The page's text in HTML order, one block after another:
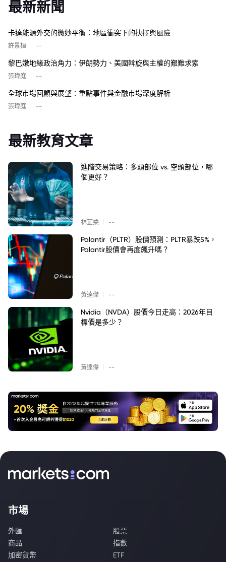
最新新聞
卡達能源外交的微妙平衡：地區衝突下的抉擇與風險
許景桓 --
黎巴嫩地緣政治角力：伊朗勢力、美國斡旋與主權的艱難求索
張瑋庭 --
全球市場回顧與展望：重點事件與金融市場深度解析
張瑋庭 --
最新教育文章
進階交易策略：多頭部位 vs. 空頭部位，哪
個更好？
林芷柔 --
Palantir（PLTR）股價預測：PLTR暴跌5%，
Palantir股價會再度飆升嗎？
黃達傑 --
Nvidia（NVDA）股價今日走高：2026年目
標價是多少？
黃達傑 --
市場
外匯
股票
商品
指數
加密貨幣
ETF